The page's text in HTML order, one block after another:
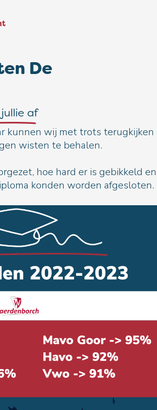
De
af
kunnen wij met trots terugkijken
wisten te behalen.
hoe hard er is gebikkeld
konden worden afgesloten.